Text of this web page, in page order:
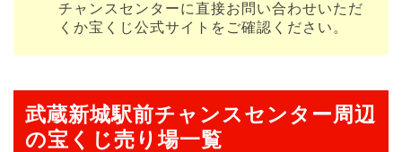
チャンスセンターに直接お問い合わせいただ
くか宝くじ公式サイトをご確認ください。
武蔵新城駅前チャンスセンター周辺
の宝くじ売り場一覧